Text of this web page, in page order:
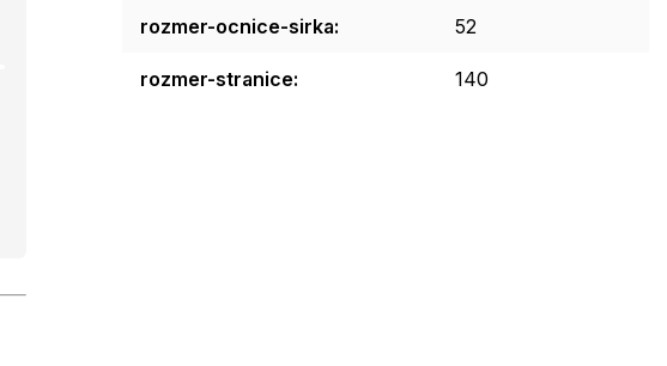
rozmer-ocnice-sirka: 52
rozmer-stranice: 140